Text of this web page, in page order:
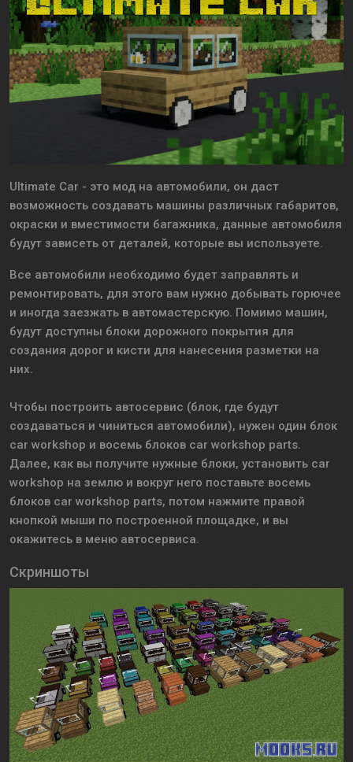
Ultimate Car - это мод на автомобили, он даст
возможность создавать машины различных габаритов,
окраски и вместимости багажника, данные автомобиля
будут зависеть от деталей, которые вы используете.
Все автомобили необходимо будет заправлять и
ремонтировать, для этого вам нужно добывать горючее
и иногда заезжать в автомастерскую. Помимо машин,
будут доступны блоки дорожного покрытия для
создания дорог и кисти для нанесения разметки на
них.
Чтобы построить автосервис (блок, где будут
создаваться и чиниться автомобили), нужен один блок
car workshop и восемь блоков car workshop parts.
Далее, как вы получите нужные блоки, установить car
workshop на землю и вокруг него поставьте восемь
блоков car workshop parts, потом нажмите правой
кнопкой мыши по построенной площадке, и вы
окажитесь в меню автосервиса.
Скриншоты